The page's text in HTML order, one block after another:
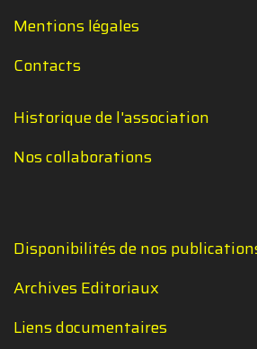
Mentions légales
Contacts
Historique de l'association
Nos collaborations
Disponibilités de nos
Archives Editoriaux
Liens documentaires